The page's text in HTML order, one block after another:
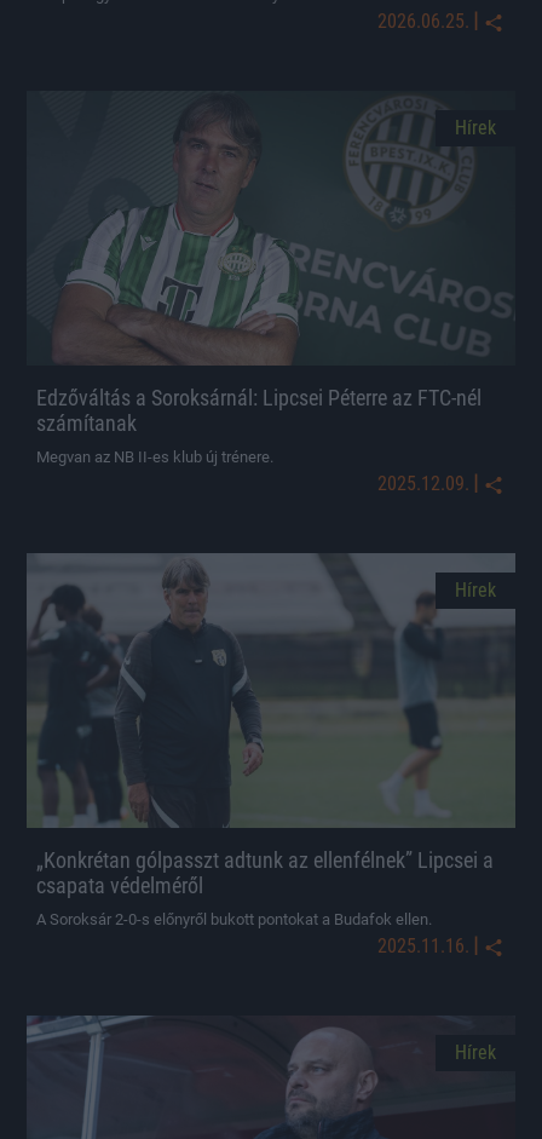
2026.06.25. |
Hírek
Edzőváltás a Soroksárnál: Lipcsei Péterre az FTC-nél
számítanak
Megvan az NB II-es klub új trénere.
2025.12.09. |
Hírek
„Konkrétan gólpasszt adtunk az ellenfélnek” Lipcsei a
csapata védelméről
A Soroksár 2-0-s előnyről bukott pontokat a Budafok ellen.
2025.11.16. |
Hírek